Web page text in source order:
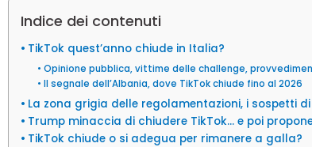
Indice dei contenuti
TikTok quest’anno chiude in Italia?
Opinione pubblica, vittime delle challenge,
Il segnale dell’Albania, dove TikTok chiude fino al 2026
La zona grigia delle regolamentazioni, i sospetti
Trump minaccia di chiudere TikTok… e poi
TikTok chiude o si adegua per rimanere a galla?